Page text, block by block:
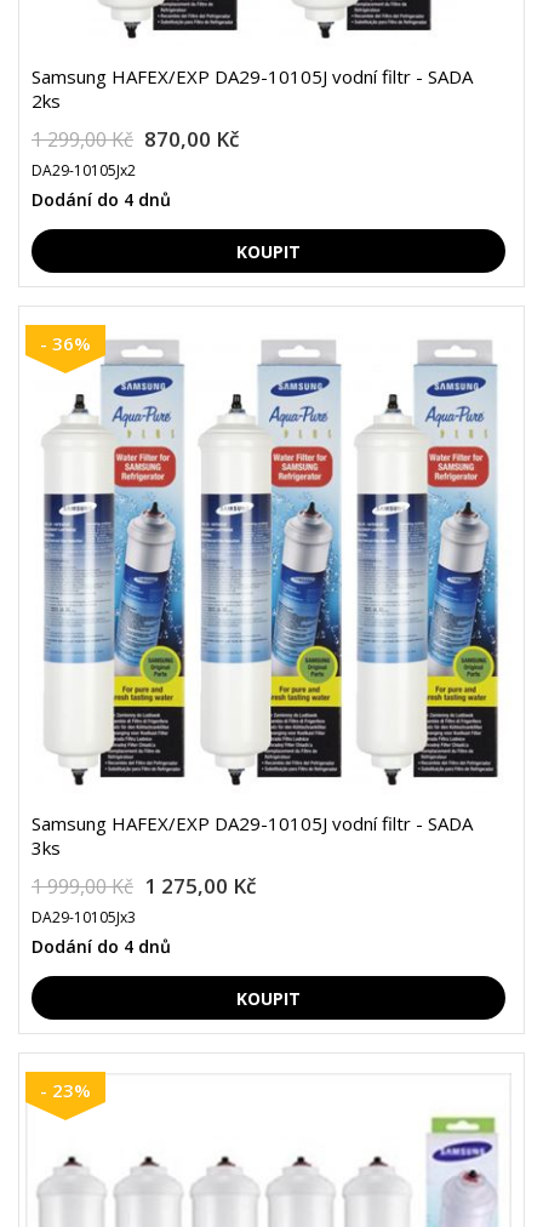
Samsung HAFEX/EXP DA29-10105J vodní filtr - SADA
2ks
1 299,00 Kč 870,00 Kč
DA29-10105Jx2
Dodání do 4 dnů
- 36%
Samsung HAFEX/EXP DA29-10105J vodní filtr - SADA
3ks
1 999,00 Kč 1 275,00 Kč
DA29-10105Jx3
Dodání do 4 dnů
- 23%